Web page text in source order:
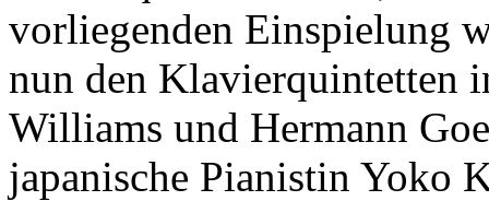
vorliegenden Einspielung
nun den Klavierquintetten
Williams und Hermann
japanische Pianistin Yoko